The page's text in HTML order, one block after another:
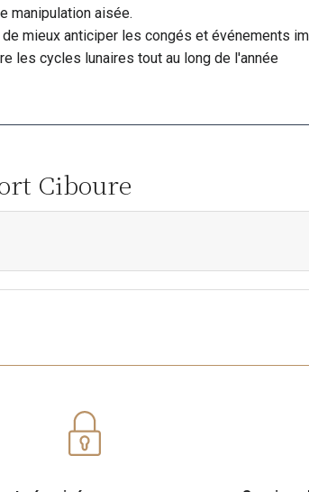
manipulation aisée.
mieux anticiper les congés et événements
les cycles lunaires tout au long de l'année
Ciboure